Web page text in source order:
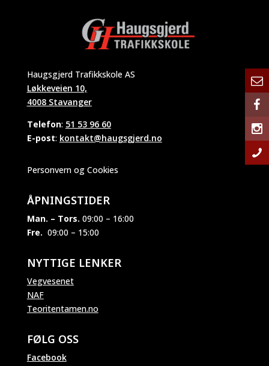
Haugsgjerd Trafikkskole AS
Løkkeveien 10,
4008 Stavanger
Telefon: 51 53 96 60
E-post: kontakt@haugsgjerd.no
Personvern og Cookies
ÅPNINGSTIDER
Man. – Tors. 09:00 – 16:00
Fre. 09:00 – 15:00
NYTTIGE LENKER
Vegvesenet
NAF
Teoritentamen.no
FØLG OSS
Facebook